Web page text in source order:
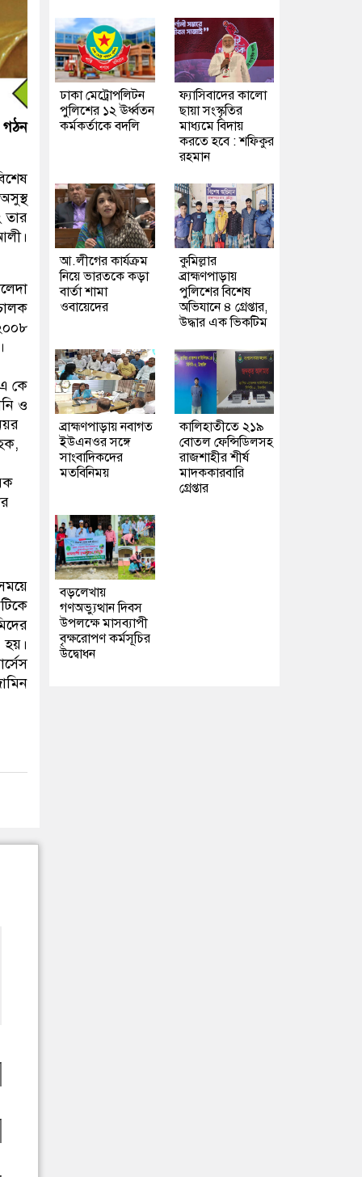
গঠন
তার
কে
ও
ঢাকা মেট্রোপলিটন
পুলিশের ১২ ঊর্ধ্বতন
কর্মকর্তাকে বদলি
ফ্যাসিবাদের কালো
ছায়া সংস্কৃতির
মাধ্যমে বিদায়
করতে হবে : শফিকুর
রহমান
আ.লীগের কার্যক্রম
নিয়ে ভারতকে কড়া
বার্তা শামা
ওবায়েদের
কুমিল্লার
ব্রাহ্মণপাড়ায়
পুলিশের বিশেষ
অভিযানে ৪ গ্রেপ্তার,
উদ্ধার এক ভিকটিম
ব্রাহ্মণপাড়ায় নবাগত
ইউএনওর সঙ্গে
সাংবাদিকদের
মতবিনিময়
কালিহাতীতে ২১৯
বোতল ফেন্সিডিলসহ
রাজশাহীর শীর্ষ
মাদককারবারি
গ্রেপ্তার
বড়লেখায়
গণঅভ্যুত্থান দিবস
উপলক্ষে মাসব্যাপী
বৃক্ষরোপণ কর্মসূচির
উদ্বোধন